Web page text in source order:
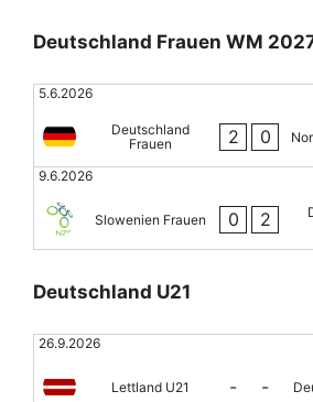
Deutschland Frauen WM
5.6.2026
Deutschland
Frauen
2 0
9.6.2026
Slowenien Frauen 0 2
Deutschland U21
26.9.2026
Lettland U21 - -